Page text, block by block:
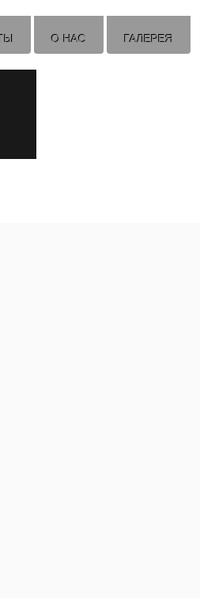
О НАС ГАЛЕРЕЯ